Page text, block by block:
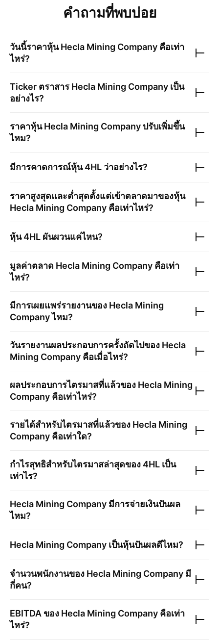
คำถามที่พบบ่อย
วันนี้ราคาหุ้นHecla Mining Company คือเท่า
ไหร่?
Ticker ตราสาร Hecla Mining Company เป็น
อย่างไร?
ราคาหุ้นHecla Mining Company ปรับเพิ่มขึ้น
ไหม?
มีการคาดการณ์หุ้น4HLว่าอย่างไร?
ราคาสูงสุดและต่ำสุดตั้งแต่เข้าตลาดมาของหุ้น
Hecla Mining Company คือเท่าไหร่?
หุ้น4HL ผันผวนแค่ไหน?
มูลค่าตลาด Hecla Mining Company คือเท่า
ไหร่?
มีการเผยแพร่รายงานของ Hecla Mining
Companyไหม?
วันรายงานผลประกอบการครั้งถัดไปของ Hecla
Mining Company คือเมื่อไหร่?
ผลประกอบการไตรมาสที่แล้วของ Hecla Mining
Company คือเท่าไหร่?
รายได้สำหรับไตรมาสที่แล้วของ Hecla Mining
Company คือเท่าใด?
กำไรสุทธิสำหรับไตรมาสล่าสุดของ 4HL เป็น
เท่าไร?
Hecla Mining Company มีการจ่ายเงินปันผล
ไหม?
Hecla Mining Company เป็นหุ้นปันผลดีไหม?
จำนวนพนักงานของ Hecla Mining Company มี
กี่คน?
EBITDA ของ Hecla Mining Company คือเท่า
ไหร่?